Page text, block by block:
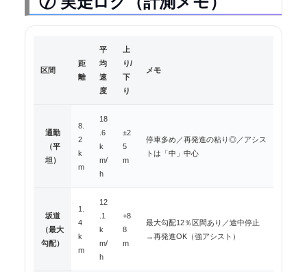
区間
距
離
平
均
速
度
上
り/
下
り
メモ
通勤
（平
坦）
8.
2
k
m
18
.6
k
m/
h
±2
5
m
停車多め／再発進の粘り◎／アシス
トは「中」中心
坂道
（最大
勾配）
1.
4
k
m
12
.1
k
m/
h
+8
8
m
最大勾配12％区間あり／途中停止
→再発進OK（強アシスト）